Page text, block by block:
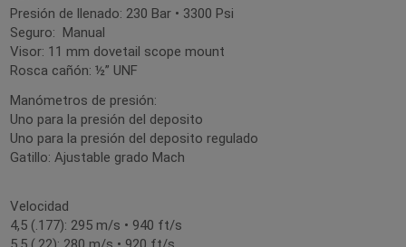
Presión de llenado: 230 Bar • 3300 Psi
Seguro: Manual
Visor: 11 mm dovetail scope mount
Rosca cañón: ½” UNF
Manómetros de presión:
Uno para la presión del deposito
Uno para la presión del deposito regulado
Gatillo: Ajustable grado Mach
Velocidad
4,5 (.177): 295 m/s • 940 ft/s